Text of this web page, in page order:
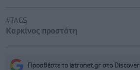
#TAGS
Καρκίνος προστάτη
Προσθέστε το iatronet.gr στο Discover